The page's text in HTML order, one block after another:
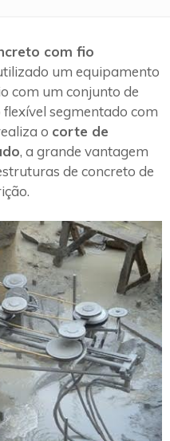
com fio
um equipamento
com um conjunto de
segmentado com
o corte de
, a grande vantagem
de concreto de